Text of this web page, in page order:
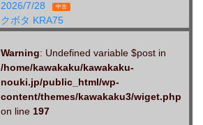
2026/7/28
中古
クボタ KRA75
Warning: Undefined variable $post in
/home/kawakaku/kawakaku-
nouki.jp/public_html/wp-
content/themes/kawakaku3/wiget.php
on line 197